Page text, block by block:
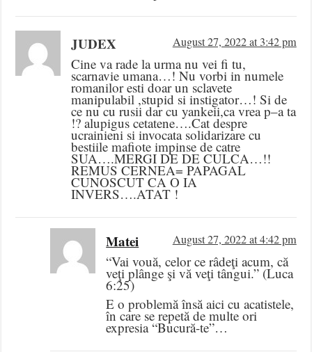
JUDEX August 27, 2022 at 3:42 pm
Cine va rade la urma nu vei fi tu,
scarnavie umana…! Nu vorbi in numele
romanilor esti doar un sclavete
manipulabil ,stupid si instigator…! Si de
ce nu cu rusii dar cu yankeii,ca vrea p–a ta
!? alupigus cetatene….Cat despre
ucrainieni si invocata solidarizare cu
bestiile mafiote impinse de catre
SUA….MERGI DE DE CULCA…!!
REMUS CERNEA= PAPAGAL
CUNOSCUT CA O IA
INVERS….ATAT !
Matei August 27, 2022 at 4:42 pm
“Vai vouă, celor ce râdeţi acum, că
veţi plânge şi vă veţi tângui.” (Luca
6:25)
E o problemă însă aici cu acatistele,
în care se repetă de multe ori
expresia “Bucură-te”…